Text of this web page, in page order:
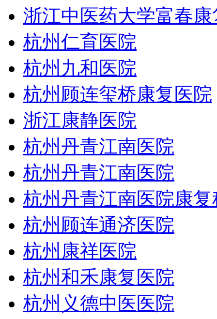
浙江中医药大学富春
杭州仁育医院
杭州九和医院
杭州顾连玺桥康复医院
浙江康静医院
杭州丹青江南医院
杭州丹青江南医院
杭州丹青江南医院康复
杭州顾连通济医院
杭州康祥医院
杭州和禾康复医院
杭州义德中医医院